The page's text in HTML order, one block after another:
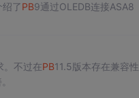
了PB9通过OLEDB连接ASA8
。不过在PB11.5版本存在兼容性